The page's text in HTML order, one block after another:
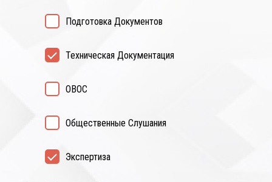
Подготовка Документов
Техническая Документация
ОВОС
Общественные Слушания
Экспертиза